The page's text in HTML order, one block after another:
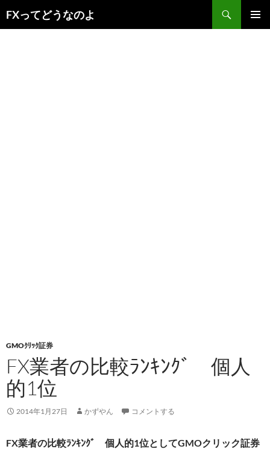
ンFXってどうなのよ
索
GMOｸﾘｯｸ証券
FX業者の比較ﾗﾝｷﾝｸﾞ 個人
的1位
2014年1月27日 かずやん コメントする
FX業者の比較ﾗﾝｷﾝｸﾞ 個人的1位としてGMOクリック証券